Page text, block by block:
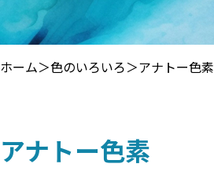
ホーム 色のいろいろ アナトー色素
アナトー色素